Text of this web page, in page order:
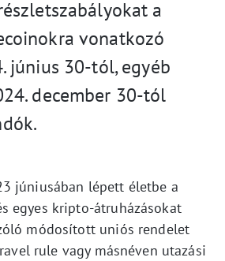
a
vonatkozó
június 30-tól, egyéb
december 30-tól
júniusában lépett életbe a
egyes kripto-átruházásokat
módosított uniós rendelet
rule vagy másnéven utazási